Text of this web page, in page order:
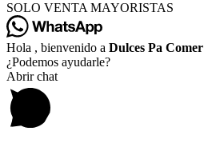
SOLO VENTA MAYORISTAS
Hola , bienvenido a Dulces Pa Comer
¿Podemos ayudarle?
Abrir chat